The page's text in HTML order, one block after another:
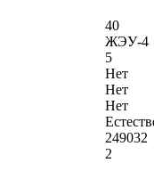
40
ЖЭУ-4
5
Нет
Нет
Нет
249032
2